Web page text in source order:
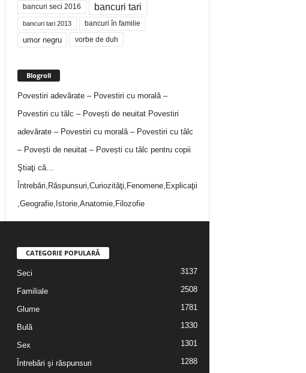
bancuri seci 2016 bancuri tari
bancuri tari 2013 bancuri în familie
umor negru vorbe de duh
Blogroll
Povestiri adevărate – Povestiri cu morală –
Povestiri cu tâlc – Povești de neuitatPovestiri
adevărate – Povestiri cu morală – Povestiri cu tâlc
– Povești de neuitat – Povești cu tâlc pentru copii
Ştiaţi că…
Întrebări,Răspunsuri,Curiozităţi,Fenomene,Explicaţii
,Geografie,Istorie,Anatomie,Filozofie
CATEGORIE POPULARĂ
Seci 3137
Familiale 2508
Glume 1781
Bulă 1330
Sex 1301
Întrebări şi răspunsuri 1288